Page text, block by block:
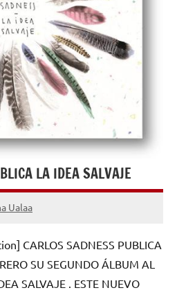
LA IDEA SALVAJE
Ualaa
CARLOS SADNESS PUBLICA
SU SEGUNDO ÁLBUM AL
SALVAJE . ESTE NUEVO